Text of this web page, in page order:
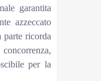
garantita
azzeccato
parte ricorda
per la